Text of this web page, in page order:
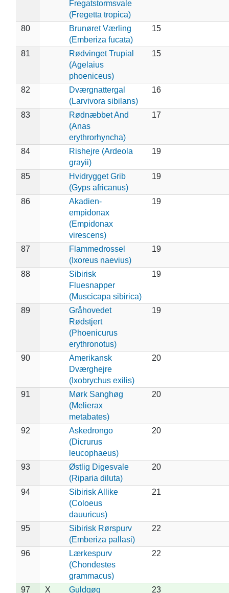
Fregatstormsvale
(Fregetta tropica)
80
Brunøret Værling
(Emberiza fucata)
15
81
Rødvinget Trupial
(Agelaius
phoeniceus)
15
82
Dværgnattergal
(Larvivora sibilans)
16
83
Rødnæbbet And
(Anas
erythrorhyncha)
17
84
Rishejre (Ardeola
grayii)
19
85
Hvidrygget Grib
(Gyps africanus)
19
86
Akadien-
empidonax
(Empidonax
virescens)
19
87
Flammedrossel
(Ixoreus naevius)
19
88
Sibirisk
Fluesnapper
(Muscicapa sibirica)
19
89
Gråhovedet
Rødstjert
(Phoenicurus
erythronotus)
19
90
Amerikansk
Dværghejre
(Ixobrychus exilis)
20
91
Mørk Sanghøg
(Melierax
metabates)
20
92
Askedrongo
(Dicrurus
leucophaeus)
20
93
Østlig Digesvale
(Riparia diluta)
20
94
Sibirisk Allike
(Coloeus
dauuricus)
21
95
Sibirisk Rørspurv
(Emberiza pallasi)
22
96
Lærkespurv
(Chondestes
grammacus)
22
97 X Guldgøg 23